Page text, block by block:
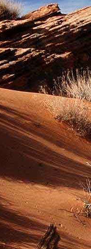
S ha csak olyan alapokra építene, ami
Akkor voltaképpen meg kellene ölnie
21. hét
Érzem, hogy egy külső termékenyítő
Megerősödve ad át önmagamnak
S érzem, hogy a csíra érlelődik,
És a sejtelem fénnyel telítve
Saját Énem erőihez bennem.
22. hét
A kozmikus messzeségekből fakadó
Nagy erővel bennünk él tovább:
A lélek belső fényévé válik,
És szellemi mélységekbe világít,
Hogy hozzon olyan gyümölcsöket,
Melyek a kozmikus Énből idővel
Emberi Énné érlelődnek.
23. hét
Ím, ősziesre fordul
Az érzékek ingerlő törekvése.
A fény megnyilatkozásába
Belevegyül a komor ködök fátyla.
S én a távoli térségben
Az ősz téli álmát nézem.
A nyár teljesen
Átadta önmagát nekem.